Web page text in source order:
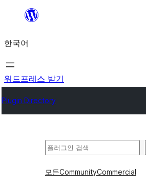
츠
로
바
가
한국어
워드프레스 받기
Plugin Directory
검
모든CommunityCommercial